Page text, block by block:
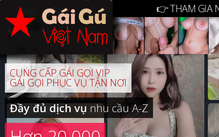
👉 THAM GIA
CUNG CẤP GÁI GỌI VIP
GÁI GỌI PHỤC VỤ TẬN NƠI
Đầy đủ dịch vụnhu cầu A-Z